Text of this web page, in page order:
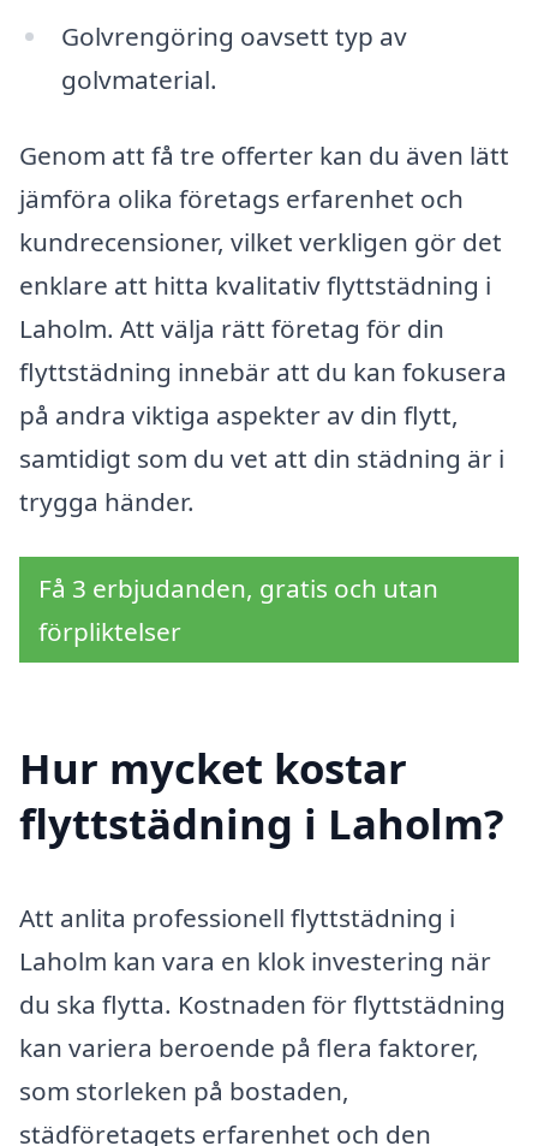
Golvrengöring oavsett typ av
golvmaterial.
Genom att få tre offerter kan du även lätt
jämföra olika företags erfarenhet och
kundrecensioner, vilket verkligen gör det
enklare att hitta kvalitativ flyttstädning i
Laholm. Att välja rätt företag för din
flyttstädning innebär att du kan fokusera
på andra viktiga aspekter av din flytt,
samtidigt som du vet att din städning är i
trygga händer.
Få 3 erbjudanden, gratis och utan
förpliktelser
Hur mycket kostar
flyttstädning i Laholm?
Att anlita professionell flyttstädning i
Laholm kan vara en klok investering när
du ska flytta. Kostnaden för flyttstädning
kan variera beroende på flera faktorer,
som storleken på bostaden,
städföretagets erfarenhet och den